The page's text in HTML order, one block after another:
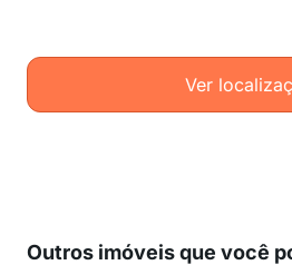
Ver
Outros imóveis que você